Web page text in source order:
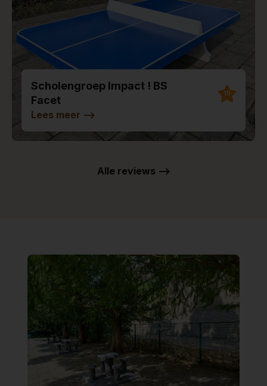
Scholengroep Impact ! BS
Facet
10
Lees meer -->
Alle reviews -->